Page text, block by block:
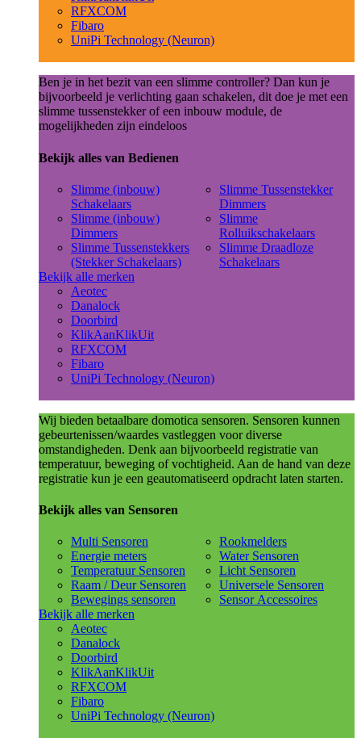
RFXCOM
Fibaro
UniPi Technology (Neuron)
Ben je in het bezit van een slimme controller? Dan kun je
bijvoorbeeld je verlichting gaan schakelen, dit doe je met een
slimme tussenstekker of een inbouw module, de
mogelijkheden zijn eindeloos
Bekijk alles van Bedienen
Slimme (inbouw)
Schakelaars
Slimme (inbouw)
Dimmers
Slimme Tussenstekkers
(Stekker Schakelaars)
Slimme Tussenstekker
Dimmers
Slimme
Rolluikschakelaars
Slimme Draadloze
Schakelaars
Bekijk alle merken
Aeotec
Danalock
Doorbird
KlikAanKlikUit
RFXCOM
Fibaro
UniPi Technology (Neuron)
Wij bieden betaalbare domotica sensoren. Sensoren kunnen
gebeurtenissen/waardes vastleggen voor diverse
omstandigheden. Denk aan bijvoorbeeld registratie van
temperatuur, beweging of vochtigheid. Aan de hand van deze
registratie kun je een geautomatiseerd opdracht laten starten.
Bekijk alles van Sensoren
Multi Sensoren
Energie meters
Temperatuur Sensoren
Raam / Deur Sensoren
Bewegings sensoren
Rookmelders
Water Sensoren
Licht Sensoren
Universele Sensoren
Sensor Accessoires
Bekijk alle merken
Aeotec
Danalock
Doorbird
KlikAanKlikUit
RFXCOM
Fibaro
UniPi Technology (Neuron)